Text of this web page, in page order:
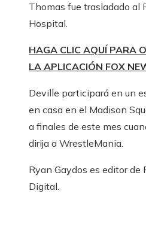
Thomas fue trasladado al
Hospital.
HAGA CLIC AQUÍ PARA
LA APLICACIÓN FOX
Deville participará en un
en casa en el Madison
a finales de este mes
dirija a WrestleMania.
Ryan Gaydos es editor de
Digital.